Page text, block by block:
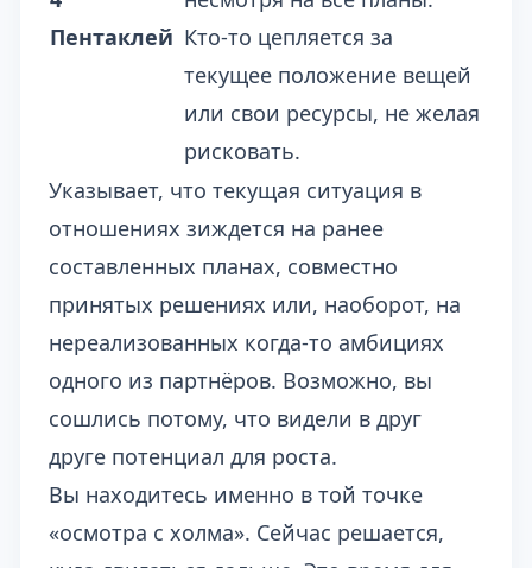
Пентаклей Кто-то цепляется за
текущее положение вещей
или свои ресурсы, не желая
рисковать.
Указывает, что текущая ситуация в
отношениях зиждется на ранее
составленных планах, совместно
принятых решениях или, наоборот, на
нереализованных когда-то амбициях
одного из партнёров. Возможно, вы
сошлись потому, что видели в друг
друге потенциал для роста.
Вы находитесь именно в той точке
«осмотра с холма». Сейчас решается,